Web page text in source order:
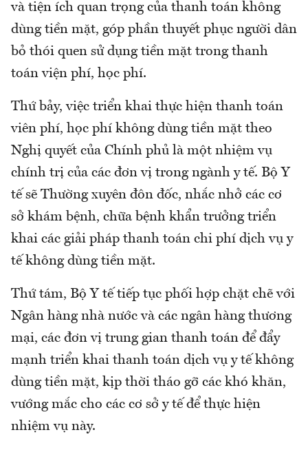
và tiện ích quan trọng của thanh toán không
dùng tiền mặt, góp phần thuyết phục người dân
bỏ thói quen sử dụng tiền mặt trong thanh
toán viện phí, học phí.
Thứ bảy, việc triển khai thực hiện thanh toán
viên phí, học phí không dùng tiền mặt theo
Nghị quyết của Chính phủ là một nhiệm vụ
chính trị của các đơn vị trong ngành y tế. Bộ Y
tế sẽ Thường xuyên đôn đốc, nhắc nhở các cơ
sở khám bệnh, chữa bệnh khẩn trưởng triển
khai các giải pháp thanh toán chi phí dịch vụ y
tế không dùng tiền mặt.
Thứ tám, Bộ Y tế tiếp tục phối hợp chặt chẽ với
Ngân hàng nhà nước và các ngân hàng thương
mại, các đơn vị trung gian thanh toán để đẩy
mạnh triển khai thanh toán dịch vụ y tế không
dùng tiền mặt, kịp thời tháo gỡ các khó khăn,
vướng mắc cho các cơ sở y tế để thực hiện
nhiệm vụ này.